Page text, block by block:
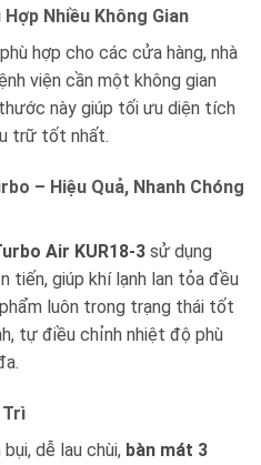
Nhiều Không Gian
hợp cho các cửa hàng, nhà
viện cần một không gian
này giúp tối ưu diện tích
trữ tốt nhất.
– Hiệu Quả, Nhanh Chóng
Air KUR18-3 sử dụng
tiến, giúp khí lạnh lan tỏa đều
luôn trong trạng thái tốt
tự điều chỉnh nhiệt độ phù
Trì
dễ lau chùi, bàn mát 3